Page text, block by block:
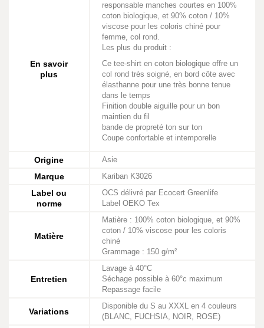
En savoir
plus
responsable manches courtes en 100%
coton biologique, et 90% coton / 10%
viscose pour les coloris chiné pour
femme, col rond.
Les plus du produit :
Ce tee-shirt en coton biologique offre un
col rond très soigné, en bord côte avec
élasthanne pour une très bonne tenue
dans le temps
Finition double aiguille pour un bon
maintien du fil
bande de propreté ton sur ton
Coupe confortable et intemporelle
Origine Asie
Marque Kariban K3026
Label ou
norme
OCS délivré par Ecocert Greenlife
Label OEKO Tex
Matière
Matière : 100% coton biologique, et 90%
coton / 10% viscose pour les coloris
chiné
Grammage : 150 g/m²
Entretien
Lavage à 40°C
Séchage possible à 60°c maximum
Repassage facile
Variations
Disponible du S au XXXL en 4 couleurs
(BLANC, FUCHSIA, NOIR, ROSE)